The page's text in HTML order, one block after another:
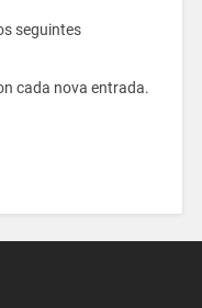
seguintes
cada nova entrada.